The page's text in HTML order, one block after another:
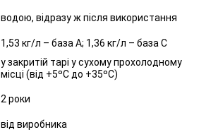
водою, відразу ж після використання
1,53 кг/л – база A; 1,36 кг/л – база C
у закритій тарі у сухому прохолодному
місці (від +5ºC до +35ºC)
2 роки
від виробника